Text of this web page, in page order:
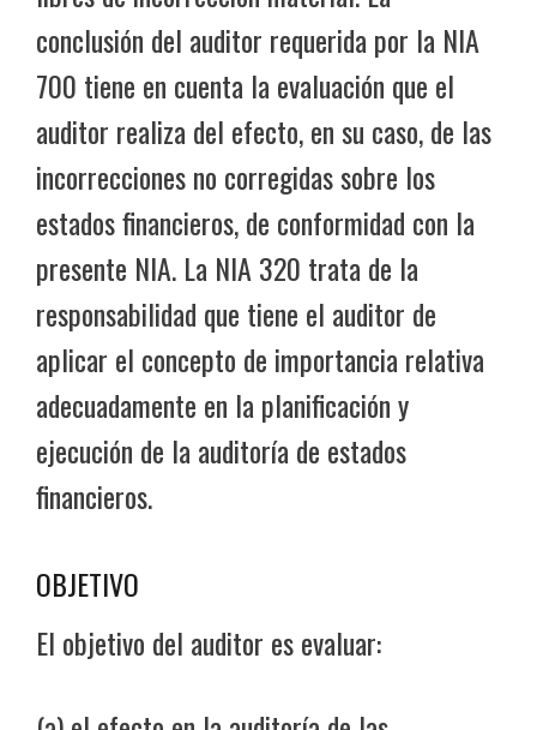
conclusión del auditor requerida por la NIA
700 tiene en cuenta la evaluación que el
auditor realiza del efecto, en su caso, de las
incorrecciones no corregidas sobre los
estados financieros, de conformidad con la
presente NIA. La NIA 320 trata de la
responsabilidad que tiene el auditor de
aplicar el concepto de importancia relativa
adecuadamente en la planificación y
ejecución de la auditoría de estados
financieros.
OBJETIVO
El objetivo del auditor es evaluar: